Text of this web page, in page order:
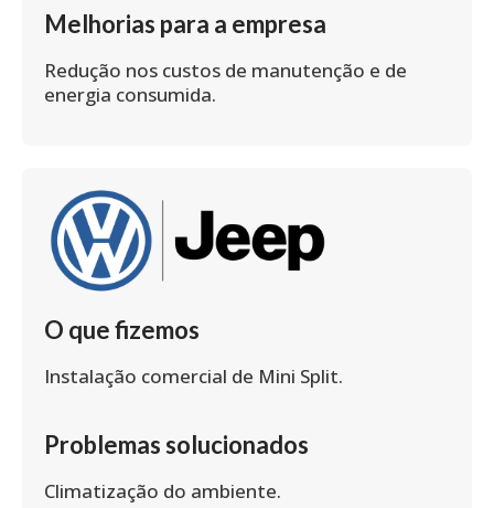
Melhorias para a empresa
Redução nos custos de manutenção e de
energia consumida.
O que fizemos
Instalação comercial de Mini Split.
Problemas solucionados
Climatização do ambiente.